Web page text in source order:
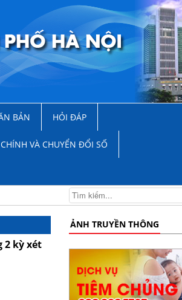
BẢN HỎI ĐÁP
VÀ CHUYỂN ĐỔI SỐ
2 kỳ xét
ẢNH TRUYỀN THÔNG